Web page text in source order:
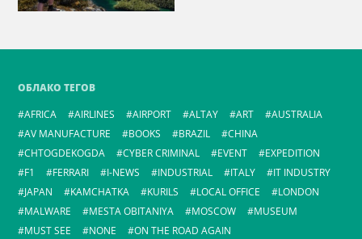
ОБЛАКО ТЕГОВ
AFRICA
AIRLINES AIRPORT ALTAY ART
AUSTRALIA
AV MANUFACTURE
BOOKS BRAZIL
CHINA
CHTOGDEKOGDA
CYBER CRIMINAL EVENT
EXPEDITION
F1
FERRARI I-NEWS INDUSTRIAL ITALY
IT INDUSTRY
JAPAN
KAMCHATKA KURILS LOCAL OFFICE
LONDON
MALWARE
MESTA OBITANIYA MOSCOW
MUSEUM
MUST SEE
NONE
ON THE ROAD AGAIN